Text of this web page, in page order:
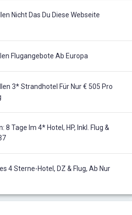
Nicht Das Du Diese Webseite
Flugangebote Ab Europa
3* Strandhotel Für Nur € 505 Pro
8 Tage Im 4* Hotel, HP, Inkl. Flug &
4 Sterne-Hotel, DZ & Flug, Ab Nur